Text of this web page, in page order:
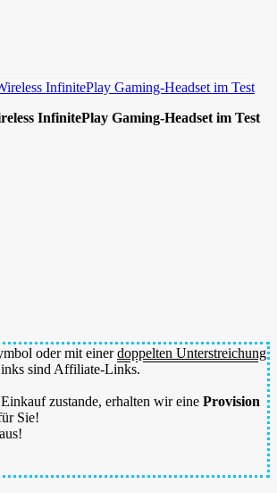
InfinitePlay Gaming-Headset im Test
oder mit einerdoppelten Unterstreichung
sind Affiliate-Links.
zustande, erhalten wir eine Provision
Sie!